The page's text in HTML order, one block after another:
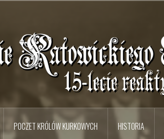
POCZET KRÓLÓW KURKOWYCH HISTORIA